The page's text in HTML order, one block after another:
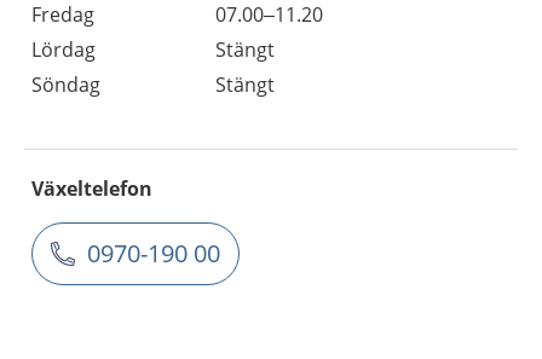
Fredag
07.00–11.20
Lördag
Stängt
Söndag
Stängt
Växeltelefon
0970-190 00